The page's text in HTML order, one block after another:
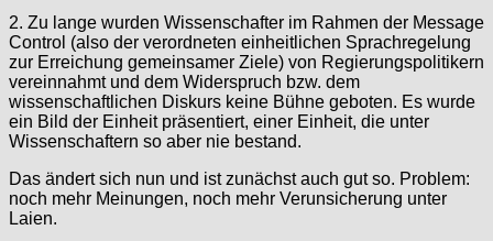
2. Zu lange wurden Wissenschafter im Rahmen der Message
Control (also der verordneten einheitlichen Sprachregelung
zur Erreichung gemeinsamer Ziele) von Regierungspolitikern
vereinnahmt und dem Widerspruch bzw. dem
wissenschaftlichen Diskurs keine Bühne geboten. Es wurde
ein Bild der Einheit präsentiert, einer Einheit, die unter
Wissenschaftern so aber nie bestand.
Das ändert sich nun und ist zunächst auch gut so. Problem:
noch mehr Meinungen, noch mehr Verunsicherung unter
Laien.